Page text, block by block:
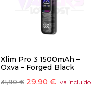
Xlim Pro 3 1500mAh –
Oxva – Forged Black
31,90€ 29,90 € Iva incluido